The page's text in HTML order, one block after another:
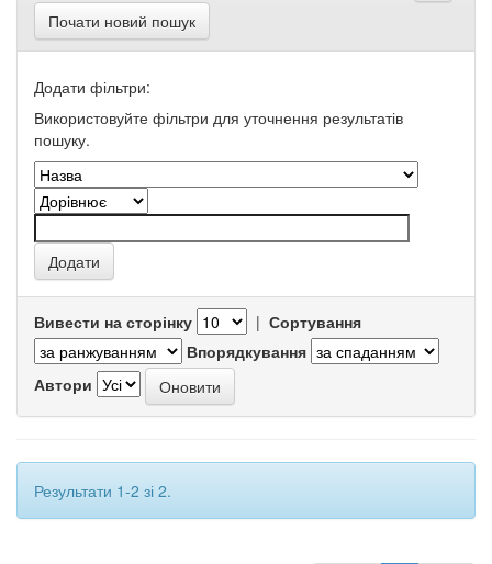
Почати новий пошук
Додати фільтри:
Використовуйте фільтри для уточнення результатів
пошуку.
Вивести на сторінку | Сортування
Впорядкування
Автори
Результати 1-2 зі 2.